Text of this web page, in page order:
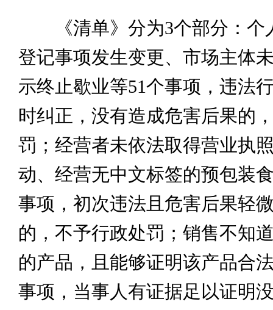
《清单》分为3个部分：个
登记事项发生变更、市场主体
示终止歇业等51个事项，违法
时纠正，没有造成危害后果的
罚；经营者未依法取得营业执
动、经营无中文标签的预包装
事项，初次违法且危害后果轻
的，不予行政处罚；销售不知
的产品，且能够证明该产品合
事项，当事人有证据足以证明